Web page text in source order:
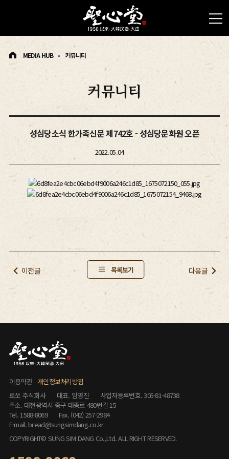
MEDIA HUB 커뮤니티
커뮤니티
성심당소식 한가족신문 제742호 - 성심당문화원 오픈
2022.05.04
이전글 목록보기 다음글
이용약관 개인정보처리방침
로쏘 주식회사
대표. 임영진
사업자등록번호. 305-81-48738
주소. 대전광역시 중구 대종로 480번길 15
Tel. 1588-8069
Fax. (042) 257-2984
E-mail. bread@sungsimdang.co.kr
COPYRIGHT© SUNG SIM DANG Co.,Ltd. ALL RIGHT RESERVED.